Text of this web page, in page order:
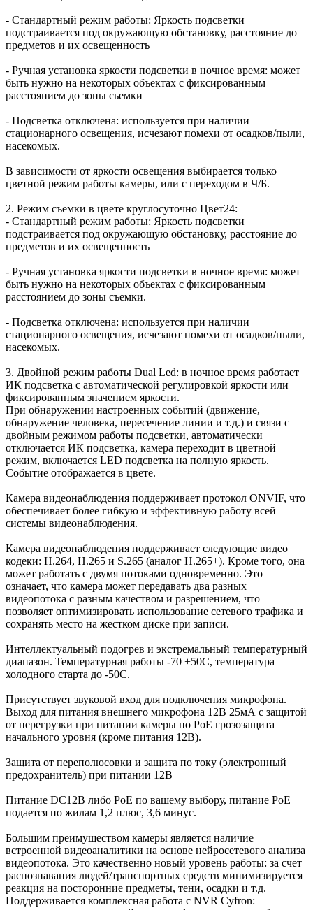
- Стандартный режим работы: Яркость подсветки
подстраивается под окружающую обстановку, расстояние до
предметов и их освещенность
- Ручная установка яркости подсветки в ночное время: может
быть нужно на некоторых объектах с фиксированным
расстоянием до зоны сьемки
- Подсветка отключена: используется при наличии
стационарного освещения, исчезают помехи от осадков/пыли,
насекомых.
В зависимости от яркости освещения выбирается только
цветной режим работы камеры, или с переходом в Ч/Б.
2. Режим съемки в цвете круглосуточно Цвет24:
- Стандартный режим работы: Яркость подсветки
подстраивается под окружающую обстановку, расстояние до
предметов и их освещенность
- Ручная установка яркости подсветки в ночное время: может
быть нужно на некоторых объектах c фиксированным
расстоянием до зоны съемки.
- Подсветка отключена: используется при наличии
стационарного освещения, исчезают помехи от осадков/пыли,
насекомых.
3. Двойной режим работы Dual Led: в ночное время работает
ИК подсветка с автоматической регулировкой яркости или
фиксированным значением яркости.
При обнаружении настроенных событий (движение,
обнаружение человека, пересечение линии и т.д.) и связи с
двойным режимом работы подсветки, автоматически
отключается ИК подсветка, камера переходит в цветной
режим, включается LED подсветка на полную яркость.
Событие отображается в цвете.
Камера видеонаблюдения поддерживает протокол ONVIF, что
обеспечивает более гибкую и эффективную работу всей
системы видеонаблюдения.
Камера видеонаблюдения поддерживает следующие видео
кодеки: H.264, H.265 и S.265 (аналог H.265+). Кроме того, она
может работать с двумя потоками одновременно. Это
означает, что камера может передавать два разных
видеопотока с разным качеством и разрешением, что
позволяет оптимизировать использование сетевого трафика и
сохранять место на жестком диске при записи.
Интеллектуальный подогрев и экстремальный температурный
диапазон. Температурная работы -70 +50C, температура
холодного старта до -50C.
Присутствует звуковой вход для подключения микрофона.
Выход для питания внешнего микрофона 12В 25мА с защитой
от перегрузки при питании камеры по PoE грозозащита
начального уровня (кроме питания 12В).
Защита от переполюсовки и защита по току (электронный
предохранитель) при питании 12В
Питание DC12В либо PoE по вашему выбору, питание PoE
подается по жилам 1,2 плюс, 3,6 минус.
Большим преимуществом камеры является наличие
встроенной видеоаналитики на основе нейросетевого анализа
видеопотока. Это качественно новый уровень работы: за счет
распознавания людей/транспортных средств минимизируется
реакция на посторонние предметы, тени, осадки и т.д.
Поддерживается комплексная работа с NVR Cyfron: